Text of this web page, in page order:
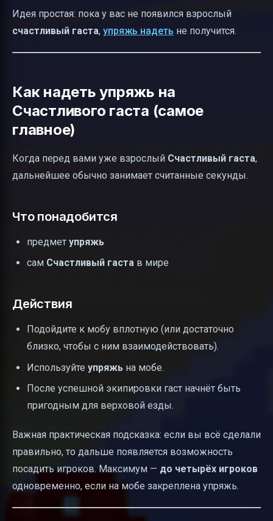
Идея простая: пока у вас не появился взрослый
счастливый гаста, упряжь надеть не получится.
Как надеть упряжь на
Счастливого гаста (самое
главное)
Когда перед вами уже взрослый Счастливый гаста,
дальнейшее обычно занимает считанные секунды.
Что понадобится
предмет упряжь
сам Счастливый гаста в мире
Действия
Подойдите к мобу вплотную (или достаточно
близко, чтобы с ним взаимодействовать).
Используйте упряжь на мобе.
После успешной экипировки гаст начнёт быть
пригодным для верховой езды.
Важная практическая подсказка: если вы всё сделали
правильно, то дальше появляется возможность
посадить игроков. Максимум — до четырёх игроков
одновременно, если на мобе закреплена упряжь.